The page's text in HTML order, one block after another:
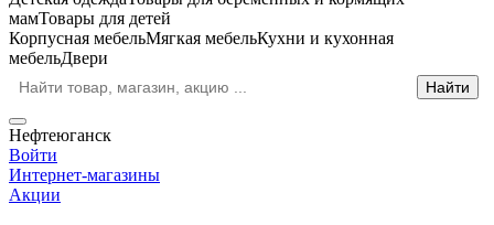
мамТовары для детей
Корпусная мебельМягкая мебельКухни и кухонная
мебельДвери
Нефтеюганск
Войти
Интернет-магазины
Акции